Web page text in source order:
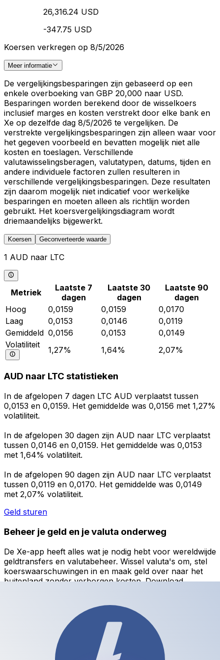
26,316.24 USD
-347.75 USD
Koersen verkregen op 8/5/2026
Meer informatie
De vergelijkingsbesparingen zijn gebaseerd op een
enkele overboeking van GBP 20,000 naar USD.
Besparingen worden berekend door de wisselkoers
inclusief marges en kosten verstrekt door elke bank en
Xe op dezelfde dag 8/5/2026 te vergelijken. De
verstrekte vergelijkingsbesparingen zijn alleen waar voor
het gegeven voorbeeld en bevatten mogelijk niet alle
kosten en toeslagen. Verschillende
valutawisselingsberagen, valutatypen, datums, tijden en
andere individuele factoren zullen resulteren in
verschillende vergelijkingsbesparingen. Deze resultaten
zijn daarom mogelijk niet indicatief voor werkelijke
besparingen en moeten alleen als richtlijn worden
gebruikt. Het koersvergelijkingsdiagram wordt
driemaandelijks bijgewerkt.
Koersen Geconverteerde waarde
1 AUD naar LTC
Metriek
Laatste 7
dagen
Laatste 30
dagen
Laatste 90
dagen
Hoog
0,0159 0,0159
0,0170
Laag
0,0153 0,0146
0,0119
Gemiddeld 0,0156 0,0153
0,0149
Volatiliteit
1,27% 1,64% 2,07%
AUD naar LTC statistieken
In de afgelopen 7 dagen LTC AUD verplaatst tussen
0,0153 en 0,0159. Het gemiddelde was 0,0156 met 1,27%
volatiliteit.
In de afgelopen 30 dagen zijn AUD naar LTC verplaatst
tussen 0,0146 en 0,0159. Het gemiddelde was 0,0153
met 1,64% volatiliteit.
In de afgelopen 90 dagen zijn AUD naar LTC verplaatst
tussen 0,0119 en 0,0170. Het gemiddelde was 0,0149
met 2,07% volatiliteit.
Geld sturen
Beheer je geld en je valuta onderweg
De Xe-app heeft alles wat je nodig hebt voor wereldwijde
geldtransfers en valutabeheer. Wissel valuta's om, stel
koerswaarschuwingen in en maak geld over naar het
buitenland zonder verborgen kosten. Download